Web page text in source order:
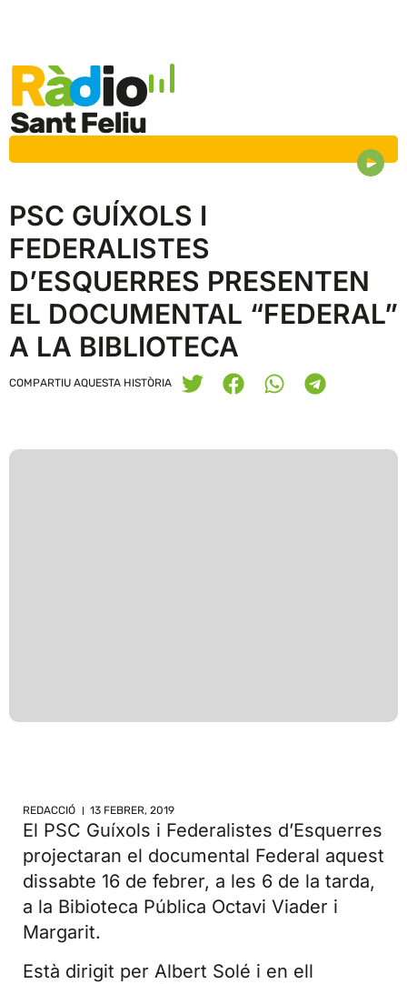
PSC GUÍXOLS I
FEDERALISTES
D’ESQUERRES PRESENTEN
EL DOCUMENTAL “FEDERAL”
A LA BIBLIOTECA
COMPARTIU AQUESTA HISTÒRIA
REDACCIÓ 13 FEBRER, 2019
El PSC Guíxols i Federalistes d’Esquerres
projectaran el documental Federal aquest
dissabte 16 de febrer, a les 6 de la tarda,
a la Bibioteca Pública Octavi Viader i
Margarit.
Està dirigit per Albert Solé i en ell